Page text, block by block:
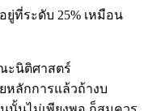
ที่ระดับ 25% เหมือน
นิติศาสตร์
หลักการแล้วถ้างบ